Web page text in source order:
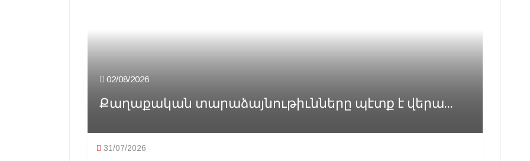
02/08/2026
Քաղաքական տարաձայնութիւնները պէտք է վերա...
31/07/2026